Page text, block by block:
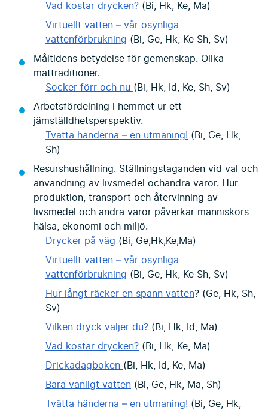
Vad kostar drycken? (Bi, Hk, Ke, Ma)
Virtuellt vatten – vår osynliga
vattenförbrukning (Bi, Ge, Hk, Ke Sh, Sv)
Måltidens betydelse för gemenskap. Olika
mattraditioner.
Socker förr och nu (Bi, Hk, Id, Ke, Sh, Sv)
Arbetsfördelning i hemmet ur ett
jämställdhetsperspektiv.
Tvätta händerna – en utmaning! (Bi, Ge, Hk,
Sh)
Resurshushållning. Ställningstaganden vid val och
användning av livsmedel ochandra varor. Hur
produktion, transport och återvinning av
livsmedel och andra varor påverkar människors
hälsa, ekonomi och miljö.
Drycker på väg (Bi, Ge,Hk,Ke,Ma)
Virtuellt vatten – vår osynliga
vattenförbrukning (Bi, Ge, Hk, Ke Sh, Sv)
Hur långt räcker en spann vatten? (Ge, Hk, Sh,
Sv)
Vilken dryck väljer du? (Bi, Hk, Id, Ma)
Vad kostar drycken? (Bi, Hk, Ke, Ma)
Drickadagboken (Bi, Hk, Id, Ke, Ma)
Bara vanligt vatten (Bi, Ge, Hk, Ma, Sh)
Tvätta händerna – en utmaning! (Bi, Ge, Hk,